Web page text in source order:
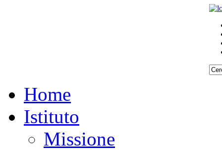
Home
Istituto
Missione